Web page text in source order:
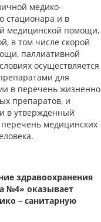
медико-
стационара и в
медицинской помощи,
в том числе скорой
паллиативной
осуществляется
для
в перечень жизненно
препаратов, и
в утвержденный
медицинских
здравоохранения
№4» оказывает
– санитарную